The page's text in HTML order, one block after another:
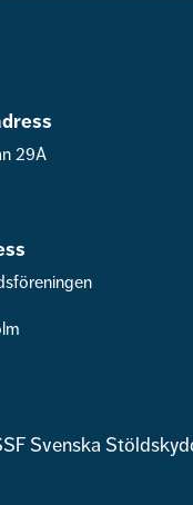
29A
Svenska